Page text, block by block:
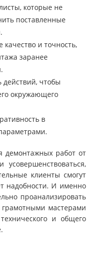
которые не
поставленные
и точность,
заранее
действий, чтобы
окружающего
в
демонтажных работ от
усовершенствоваться,
клиенты смогут
надобности. И именно
проанализировать
грамотными мастерами
и общего